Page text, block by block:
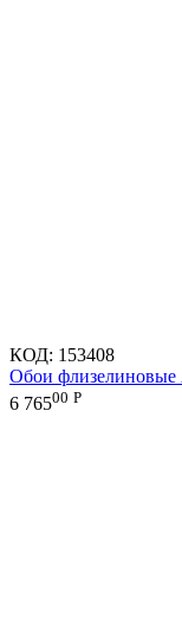
КОД: 153408
Обои флизелиновые
6 76500 Р